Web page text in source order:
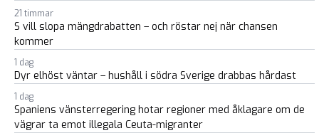
21 timmar
S vill slopa mängdrabatten – och röstar nej när chansen
kommer
1 dag
Dyr elhöst väntar – hushåll i södra Sverige drabbas hårdast
1 dag
Spaniens vänsterregering hotar regioner med åklagare om de
vägrar ta emot illegala Ceuta-migranter